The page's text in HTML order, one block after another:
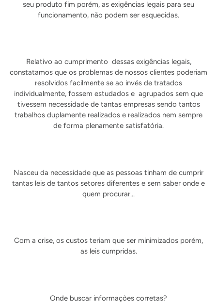
seu produto fim porém, as exigências legais para seu
funcionamento, não podem ser esquecidas.
Relativo ao cumprimento dessas exigências legais,
constatamos que os problemas de nossos clientes poderiam
resolvidos facilmente se ao invés de tratados
individualmente, fossem estudados e agrupados sem que
tivessem necessidade de tantas empresas sendo tantos
trabalhos duplamente realizados e realizados nem sempre
de forma plenamente satisfatória.
Nasceu da necessidade que as pessoas tinham de cumprir
tantas leis de tantos setores diferentes e sem saber onde e
quem procurar…
Com a crise, os custos teriam que ser minimizados porém,
as leis cumpridas.
Onde buscar informações corretas?